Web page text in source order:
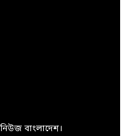
বাংলাদেশ।